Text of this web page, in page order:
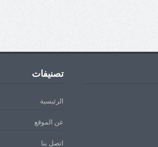
تصنيفات
الرئيسية
عن الموقع
اتصل بنا